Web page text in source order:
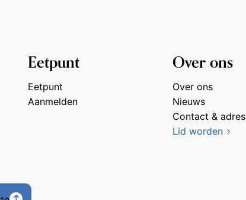
Eetpunt
Eetpunt
Aanmelden
Over ons
Over ons
Nieuws
Contact & adres
Lid worden